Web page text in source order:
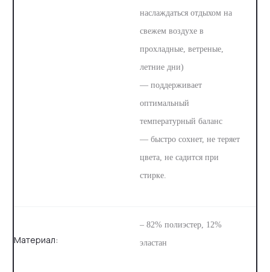
наслаждаться отдыхом на
свежем воздухе в
прохладные, ветреные,
летние дни)
— поддерживает
оптимальный
температурный баланс
— быстро сохнет, не теряет
цвета, не садится при
стирке.
Материал:
– 82% полиэстер, 12%
эластан